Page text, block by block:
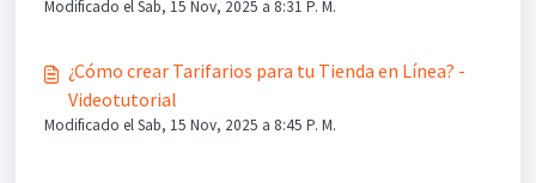
Modificado el Sab, 15 Nov, 2025 a 8:31 P. M.
¿Cómo crear Tarifarios para tu Tienda en Línea? -
Videotutorial
Modificado el Sab, 15 Nov, 2025 a 8:45 P. M.